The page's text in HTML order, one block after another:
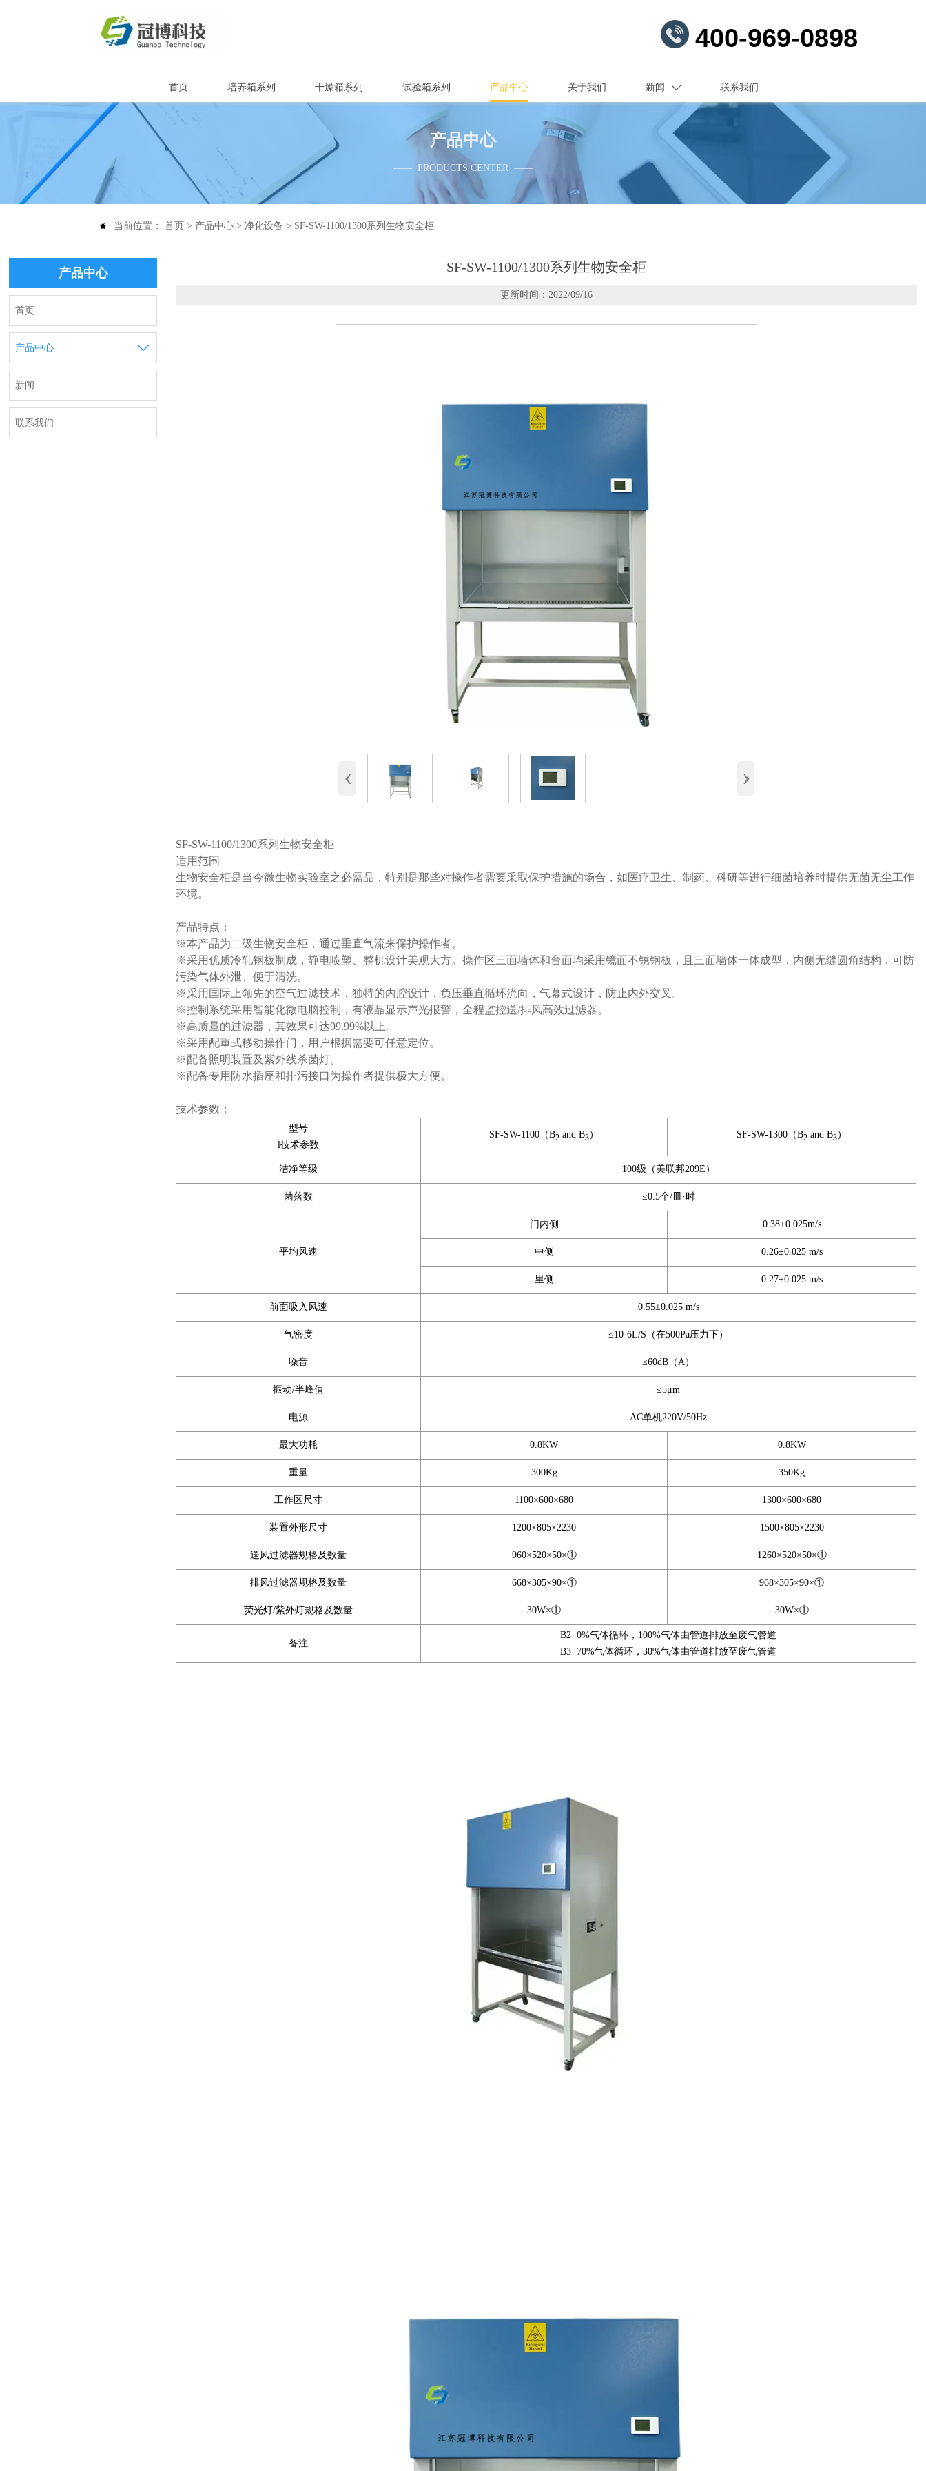
400-969-0898
首页 培养箱系列 干燥箱系列 试验箱系列 产品中心 关于我们 新闻  联系我们
产品中心
—— PRODUCTS CENTER ——
 当前位置：首页 > 产品中心 >净化设备 > SF-SW-1100/1300系列生物安全柜
产品中心
首页
产品中心 
新闻
联系我们
SF-SW-1100/1300系列生物安全柜
更新时间：2022/09/16
‹ ›
SF-SW-1100/1300系列生物安全柜
适用范围
生物安全柜是当今微生物实验室之必需品，特别是那些对操作者需要采取保护措施的场合，如医疗卫生、制药、科研等进行细菌培养时提供无菌无尘工作
环境。
产品特点：
※本产品为二级生物安全柜，通过垂直气流来保护操作者。
※采用优质冷轧钢板制成，静电喷塑、整机设计美观大方。操作区三面墙体和台面均采用镜面不锈钢板，且三面墙体一体成型，内侧无缝圆角结构，可防
污染气体外泄、便于清洗。
※采用国际上领先的空气过滤技术，独特的内腔设计，负压垂直循环流向，气幕式设计，防止内外交叉。
※控制系统采用智能化微电脑控制，有液晶显示声光报警，全程监控送/排风高效过滤器。
※高质量的过滤器，其效果可达99.99%以上。
※采用配重式移动操作门，用户根据需要可任意定位。
※配备照明装置及紫外线杀菌灯。
※配备专用防水插座和排污接口为操作者提供极大方便。
技术参数：
型号
l技术参数
SF-SW-1100（B2 and B3） SF-SW-1300（B2 and B3）
洁净等级 100级（美联邦209E）
菌落数 ≤0.5个/皿·时
平均风速
门内侧 0.38±0.025m/s
中侧 0.26±0.025 m/s
里侧 0.27±0.025 m/s
前面吸入风速 0.55±0.025 m/s
气密度 ≤10-6L/S（在500Pa压力下）
噪音 ≤60dB（A）
振动/半峰值 ≤5μm
电源 AC单机220V/50Hz
最大功耗 0.8KW 0.8KW
重量 300Kg 350Kg
工作区尺寸 1100×600×680 1300×600×680
装置外形尺寸 1200×805×2230 1500×805×2230
送风过滤器规格及数量 960×520×50×① 1260×520×50×①
排风过滤器规格及数量 668×305×90×① 968×305×90×①
荧光灯/紫外灯规格及数量 30W×① 30W×①
备注
B2 0%气体循环，100%气体由管道排放至废气管道
B3 70%气体循环，30%气体由管道排放至废气管道